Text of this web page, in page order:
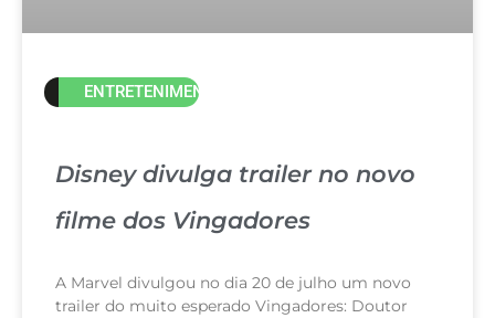
ENTRETENIMENTO
Disney divulga trailer no novo
filme dos Vingadores
A Marvel divulgou no dia 20 de julho um novo
trailer do muito esperado Vingadores: Doutor